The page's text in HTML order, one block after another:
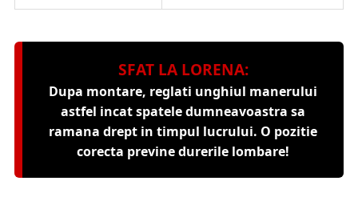
SFAT LA LORENA:
Dupa montare, reglati unghiul manerului
astfel incat spatele dumneavoastra sa
ramana drept in timpul lucrului. O pozitie
corecta previne durerile lombare!